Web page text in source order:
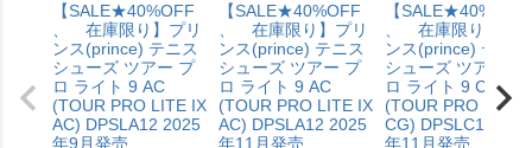
【SALE★40%OFF
、 在庫限り】プリ
ンス(prince) テニス
シューズ ツアー プ
ロ ライト 9 AC
(TOUR PRO LITE IX
AC) DPSLA12 2025
年9月発売
【SALE★40%OFF
、 在庫限り】プリ
ンス(prince) テニス
シューズ ツアー プ
ロ ライト 9 AC
(TOUR PRO LITE IX
AC) DPSLA12 2025
年11月発売
【SALE★40%OFF
、 在庫限り】プ
ンス(prince) テニス
シューズ ツアー プ
ロ ライト 9 CG
(TOUR PRO LITE
CG) DPSLC12
年11月発売